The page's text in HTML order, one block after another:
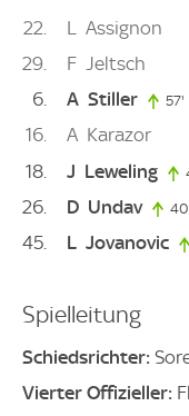
22 L Assignon
29
F Jeltsch
6
A Stiller 57'
16 A Karazor
18
J Leweling
26 D Undav
45 L Jovanovic
Spielleitung
Schiedsrichter:
Vierter Offizieller: